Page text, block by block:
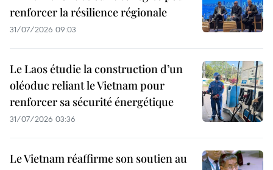
renforcer la résilience régionale
31/07/2026 09:03
Le Laos étudie la construction d’un
oléoduc reliant le Vietnam pour
renforcer sa sécurité énergétique
31/07/2026 03:36
Le Vietnam réaffirme son soutien au